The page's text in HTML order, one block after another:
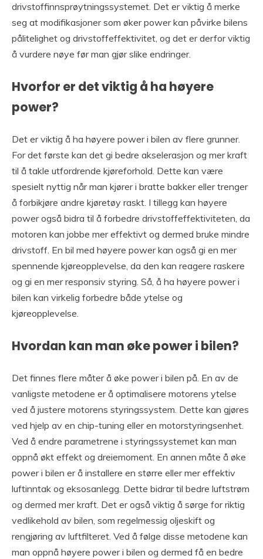
drivstoffinnsprøytningssystemet. Det er viktig å merke
seg at modifikasjoner som øker power kan påvirke bilens
pålitelighet og drivstoffeffektivitet, og det er derfor viktig
å vurdere nøye før man gjør slike endringer.
Hvorfor er det viktig å ha høyere
power?
Det er viktig å ha høyere power i bilen av flere grunner.
For det første kan det gi bedre akselerasjon og mer kraft
til å takle utfordrende kjøreforhold. Dette kan være
spesielt nyttig når man kjører i bratte bakker eller trenger
å forbikjøre andre kjøretøy raskt. I tillegg kan høyere
power også bidra til å forbedre drivstoffeffektiviteten, da
motoren kan jobbe mer effektivt og dermed bruke mindre
drivstoff. En bil med høyere power kan også gi en mer
spennende kjøreopplevelse, da den kan reagere raskere
og gi en mer responsiv styring. Så, å ha høyere power i
bilen kan virkelig forbedre både ytelse og
kjøreopplevelse.
Hvordan kan man øke power i bilen?
Det finnes flere måter å øke power i bilen på. En av de
vanligste metodene er å optimalisere motorens ytelse
ved å justere motorens styringssystem. Dette kan gjøres
ved hjelp av en chip-tuning eller en motorstyringsenhet.
Ved å endre parametrene i styringssystemet kan man
oppnå økt effekt og dreiemoment. En annen måte å øke
power i bilen er å installere en større eller mer effektiv
luftinntak og eksosanlegg. Dette bidrar til bedre luftstrøm
og dermed mer kraft. Det er også viktig å sørge for riktig
vedlikehold av bilen, som regelmessig oljeskift og
rengjøring av luftfilteret. Ved å følge disse metodene kan
man oppnå høyere power i bilen og dermed få en bedre